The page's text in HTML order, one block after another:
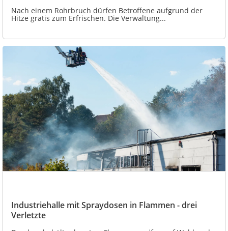
Nach einem Rohrbruch dürfen Betroffene aufgrund der
Hitze gratis zum Erfrischen. Die Verwaltung...
Industriehalle mit Spraydosen in Flammen - drei
Verletzte